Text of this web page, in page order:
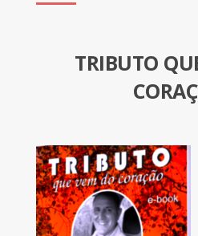
TRIBUTO